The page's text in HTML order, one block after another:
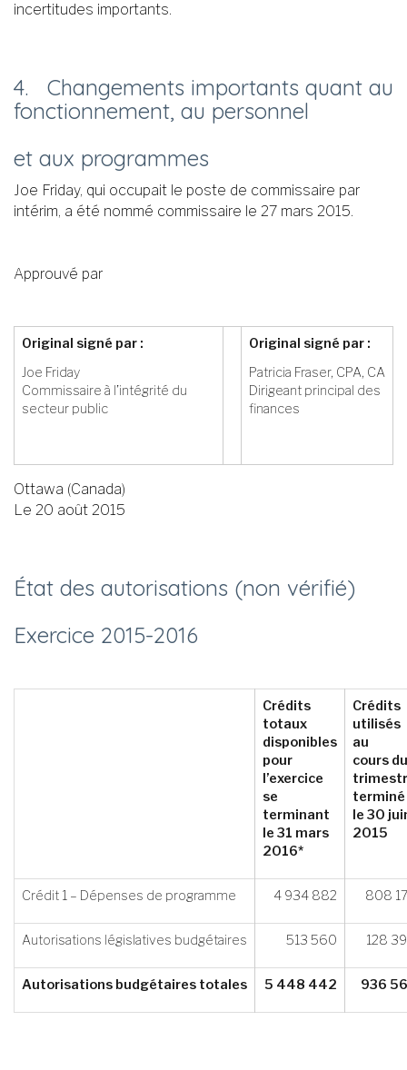
incertitudes importants.
4. Changements importants quant au
fonctionnement, au personnel
et aux programmes
Joe Friday, qui occupait le poste de commissaire par
intérim, a été nommé commissaire le 27 mars 2015.
Approuvé par
Original signé par :
Joe Friday
Commissaire à l’intégrité du
secteur public
Original signé par :
Patricia Fraser, CPA, CA
Dirigeant principal des
finances
Ottawa (Canada)
Le 20 août 2015
État des autorisations (non vérifié)
Exercice 2015-­2016
Crédits
totaux
disponibles
pour
l’exercice
se
terminant
le 31 mars
2016*
Crédits
utilisés
au
cours du
terminé
le 30
2015
Crédit 1 – Dépenses de programme 4 934 882 808
Autorisations législatives budgétaires 513 560 128
Autorisations budgétaires totales 5 448 442 936